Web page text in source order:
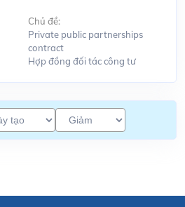
Chủ đề:
Private public partnerships
contract
Hợp đồng đối tác công tư